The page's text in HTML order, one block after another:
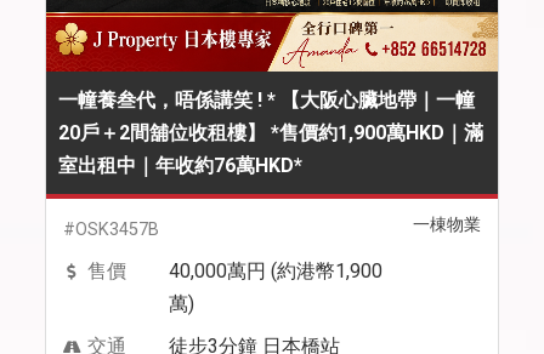
一幢養叁代，唔係講笑 ! * 【大阪心臟地帶｜一幢
20戶＋2間舖位收租樓】 *售價約1,900萬HKD｜滿
室出租中｜年收約76萬HKD*
一棟物業
#OSK3457B
售價
40,000萬円 (約港幣1,900
萬)
交通
徒步3分鐘 日本橋站